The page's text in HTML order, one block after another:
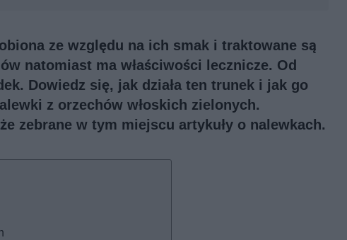
ze względu na ich smak i traktowane są
natomiast ma właściwości lecznicze. Od
Dowiedz się, jak działa ten trunek i jak go
z orzechów włoskich zielonych.
zebrane w tym miejscu artykuły o nalewkach.